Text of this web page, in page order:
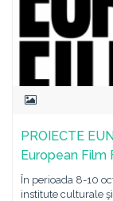
PROIECTE
European Film
În perioada 8-10
institute culturale